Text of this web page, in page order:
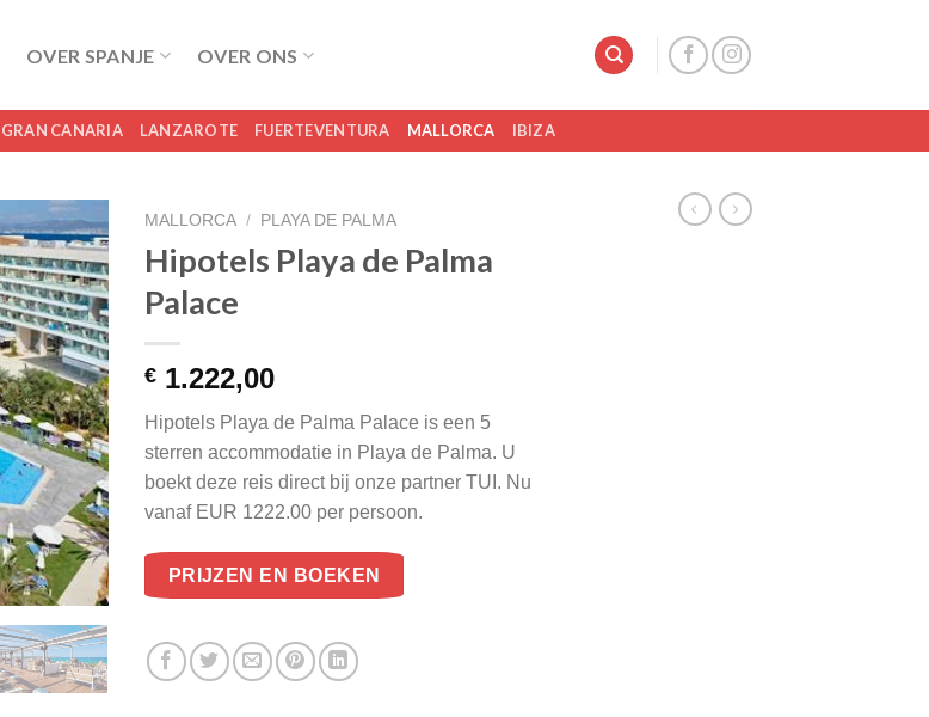
OVER SPANJE OVER ONS
GRAN CANARIA LANZAROTE FUERTEVENTURA MALLORCA IBIZA
MALLORCA / PLAYA DE PALMA
Hipotels Playa de Palma
Palace
€ 1.222,00
Hipotels Playa de Palma Palace is een 5
sterren accommodatie in Playa de Palma. U
boekt deze reis direct bij onze partner TUI. Nu
vanaf EUR 1222.00 per persoon.
PRIJZEN EN BOEKEN